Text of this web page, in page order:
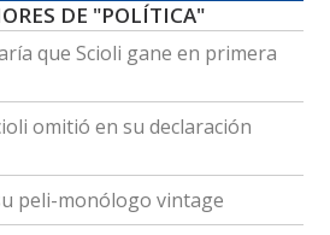
DE "POLÍTICA"
que Scioli gane en primera
omitió en su declaración
peli-monólogo vintage